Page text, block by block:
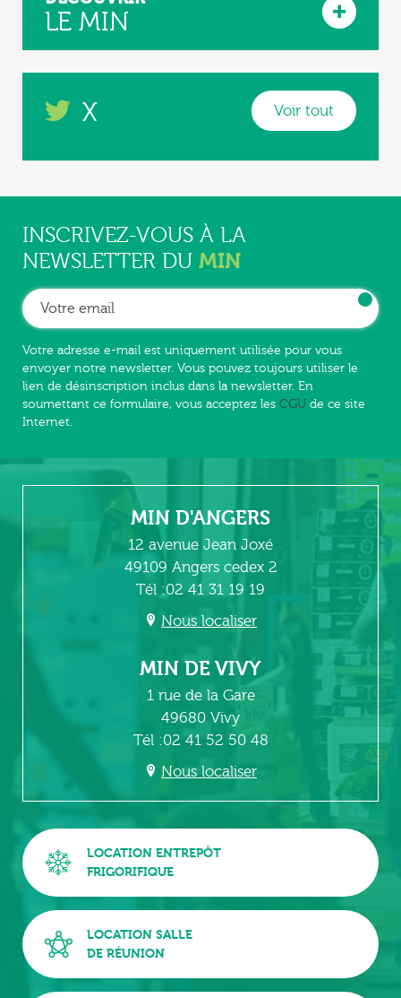
LE MIN
X Voir tout
INSCRIVEZ-VOUS À LA
NEWSLETTER DU MIN
Votre adresse e-mail est uniquement utilisée pour vous
envoyer notre newsletter. Vous pouvez toujours utiliser le
lien de désinscription inclus dans la newsletter. En
soumettant ce formulaire, vous acceptez les CGU de ce site
Internet.
MIN D'ANGERS
12 avenue Jean Joxé
49109 Angers cedex 2
Tél :02 41 31 19 19
Nous localiser
MIN DE VIVY
1 rue de la Gare
49680 Vivy
Tél :02 41 52 50 48
Nous localiser
LOCATION ENTREPÔT
FRIGORIFIQUE
LOCATION SALLE
DE RÉUNION